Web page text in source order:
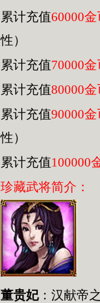
累计充值60000
性）
累计充值70000
累计充值80000
累计充值90000
性）
累计充值100000
珍藏武将简介：
董贵妃：汉献帝